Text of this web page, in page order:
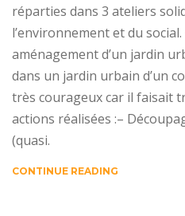
réparties dans 3 ateliers
l’environnement et du
aménagement d’un jardin
dans un jardin urbain d’un
très courageux car il faisait
actions réalisées :–
(quasi.
CONTINUE READING